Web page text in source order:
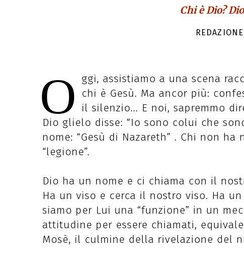
Chi è Dio?
O ggi, assistiamo a una scena
chi è Gesù. Ma ancor più:
il silenzio... E noi, sapremmo
Dio glielo disse: “Io sono colui che
nome: “Gesù di Nazareth” . Chi non
“legione”.
Dio ha un nome e ci chiama con il
Ha un viso e cerca il nostro viso. Ha
siamo per Lui una “funzione” in un
attitudine per essere chiamati,
Mosè, il culmine della rivelazione del